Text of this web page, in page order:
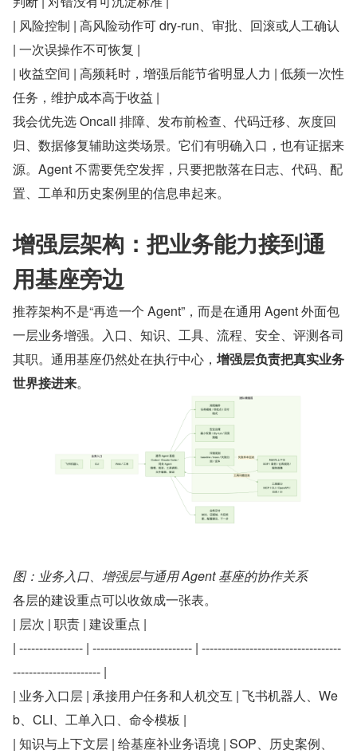
| 风险控制 | 高风险动作可 dry-run、审批、回滚或人工确认
| 一次误操作不可恢复 |
| 收益空间 | 高频耗时，增强后能节省明显人力 | 低频一次性
任务，维护成本高于收益 |
我会优先选 Oncall 排障、发布前检查、代码迁移、灰度回
归、数据修复辅助这类场景。它们有明确入口，也有证据来
源。Agent 不需要凭空发挥，只要把散落在日志、代码、配
置、工单和历史案例里的信息串起来。
增强层架构：把业务能力接到通
用基座旁边
推荐架构不是“再造一个 Agent”，而是在通用 Agent 外面包
一层业务增强。入口、知识、工具、流程、安全、评测各司
其职。通用基座仍然处在执行中心，​ 增强层负责把真实业务
世界接进来​。
图：业务入口、增强层与通用 Agent 基座的协作关系
各层的建设重点可以收敛成一张表。
| 层次 | 职责 | 建设重点 |
| ---------------- | ------------------------- | -----------------------------------
---------------------- |
| 业务入口层 | 承接用户任务和人机交互 | 飞书机器人、We
b、CLI、工单入口、命令模板 |
| 知识与上下文层 | 给基座补业务语境 | SOP、历史案例、